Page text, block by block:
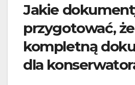
Jakie
przygotować,
kompletną
dla